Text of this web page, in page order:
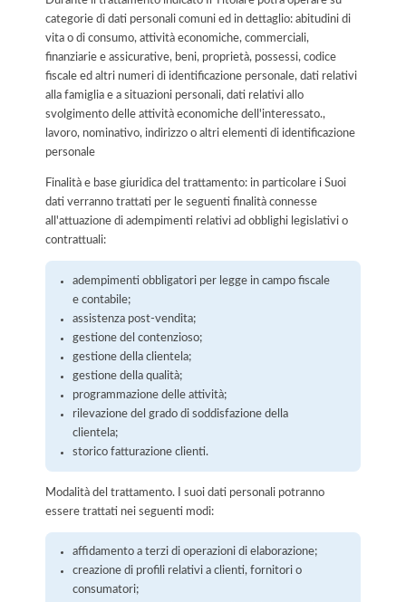
categorie di dati personali comuni ed in dettaglio: abitudini di
vita o di consumo, attività economiche, commerciali,
finanziarie e assicurative, beni, proprietà, possessi, codice
fiscale ed altri numeri di identificazione personale, dati relativi
alla famiglia e a situazioni personali, dati relativi allo
svolgimento delle attività economiche dell'interessato.,
lavoro, nominativo, indirizzo o altri elementi di identificazione
personale
Finalità e base giuridica del trattamento: in particolare i Suoi
dati verranno trattati per le seguenti finalità connesse
all'attuazione di adempimenti relativi ad obblighi legislativi o
contrattuali:
adempimenti obbligatori per legge in campo fiscale
e contabile;
assistenza post-vendita;
gestione del contenzioso;
gestione della clientela;
gestione della qualità;
programmazione delle attività;
rilevazione del grado di soddisfazione della
clientela;
storico fatturazione clienti.
Modalità del trattamento. I suoi dati personali potranno
essere trattati nei seguenti modi:
affidamento a terzi di operazioni di elaborazione;
creazione di profili relativi a clienti, fornitori o
consumatori;